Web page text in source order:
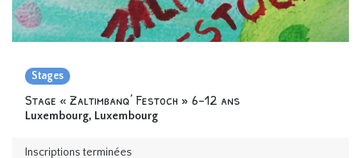
Stages
Stage « Zaltimbanq’ Festoch » 6-12 ans
Luxembourg, Luxembourg
Inscriptions terminées